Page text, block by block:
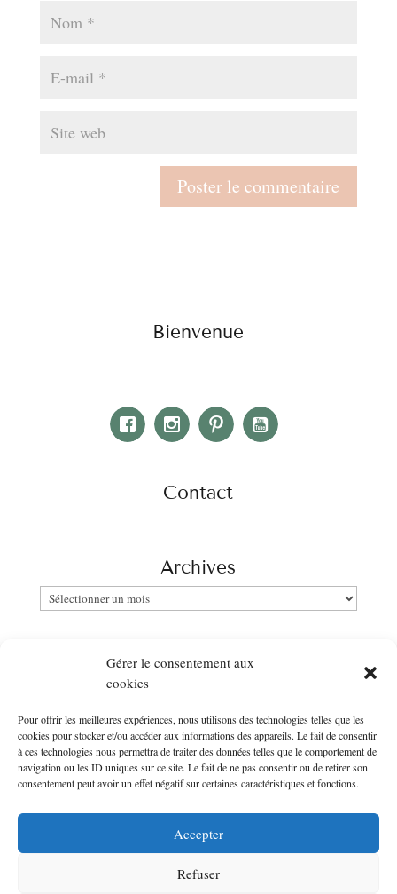
Gérer le consentement aux
cookies
Pour offrir les meilleures expériences, nous utilisons des technologies telles que les
cookies pour stocker et/ou accéder aux informations des appareils. Le fait de consentir
à ces technologies nous permettra de traiter des données telles que le comportement de
navigation ou les ID uniques sur ce site. Le fait de ne pas consentir ou de retirer son
consentement peut avoir un effet négatif sur certaines caractéristiques et fonctions.
Accepter
Refuser
Bienvenue
Contact
Archives
Archives
Newsletter
Entrer votre email :